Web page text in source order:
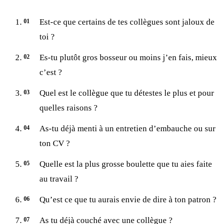
Est-ce que certains de tes collègues sont jaloux de
toi ?
Es-tu plutôt gros bosseur ou moins j’en fais, mieux
c’est ?
Quel est le collègue que tu détestes le plus et pour
quelles raisons ?
As-tu déjà menti à un entretien d’embauche ou sur
ton CV ?
Quelle est la plus grosse boulette que tu aies faite
au travail ?
Qu’est ce que tu aurais envie de dire à ton patron ?
As tu déjà couché avec une collègue ?